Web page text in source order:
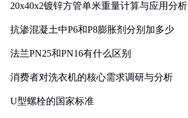
20x40x2镀锌方管单米重量计算与应用分析
抗渗混凝土中P6和P8膨胀剂分别加多少
法兰PN25和PN16有什么区别
消费者对洗衣机的核心需求调研与分析
U型螺栓的国家标准